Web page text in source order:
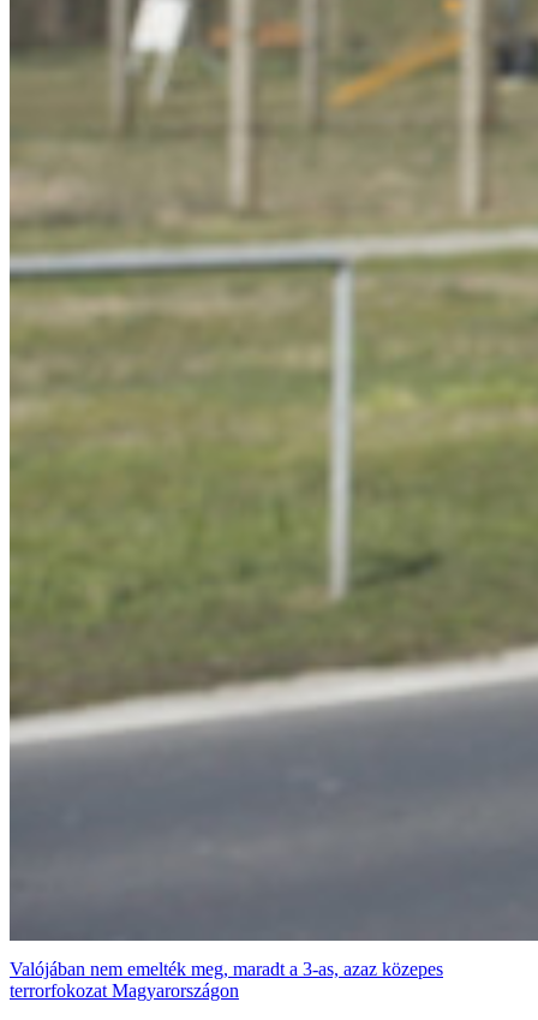
Valójában nem emelték meg, maradt a 3-as, azaz közepes
terrorfokozat Magyarországon